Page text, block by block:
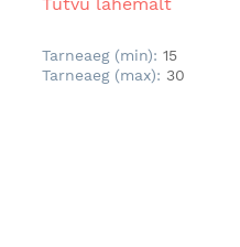
Tarneaeg (min): 15
Tarneaeg (max): 30